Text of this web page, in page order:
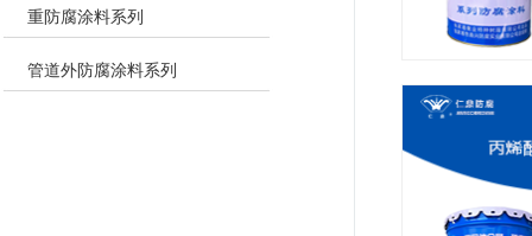
重防腐涂料系列
管道外防腐涂料系列
快干醇酸面漆